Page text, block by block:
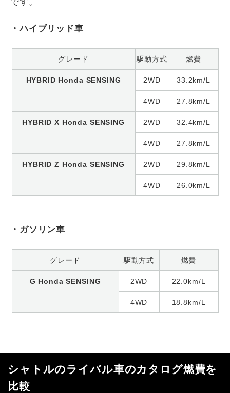
・ハイブリッド車
グレード 駆動方式 燃費
HYBRID Honda SENSING 2WD 33.2km/L
4WD 27.8km/L
HYBRID X Honda SENSING 2WD 32.4km/L
4WD 27.8km/L
HYBRID Z Honda SENSING 2WD 29.8km/L
4WD 26.0km/L
・ガソリン車
グレード 駆動方式 燃費
G Honda SENSING 2WD 22.0km/L
4WD 18.8km/L
シャトルのライバル車のカタログ燃費を
比較